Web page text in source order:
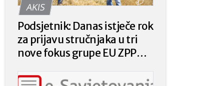
AKIS
Podsjetnik: Danas istječe rok
za prijavu stručnjaka u tri
nove fokus grupe EU ZPP